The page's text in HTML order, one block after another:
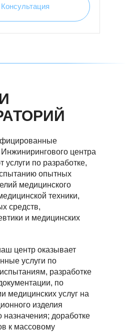
Консультация
центра
услуги по разработке,
опытных
медицинского
техники,
средств,
и медицинских
центр оказывает
услуги по
разработке
по
медицинских услуг на
изделия
назначения; доработке
к массовому